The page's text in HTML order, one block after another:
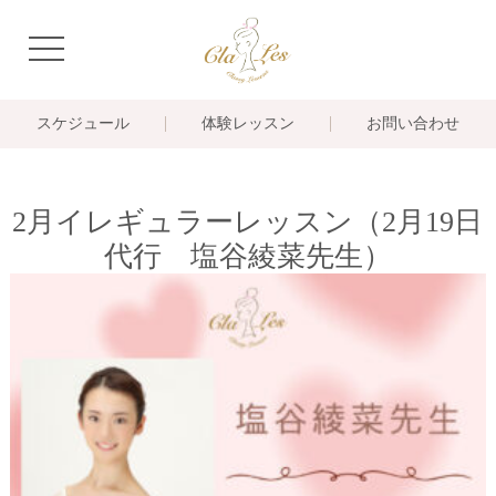
navigation
スケジュール 体験レッスン お問い合わせ
2月イレギュラーレッスン（2月19日
代行 塩谷綾菜先生）